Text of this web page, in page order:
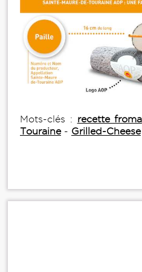
Mots-clés : recette
Touraine- Grilled-Cheese